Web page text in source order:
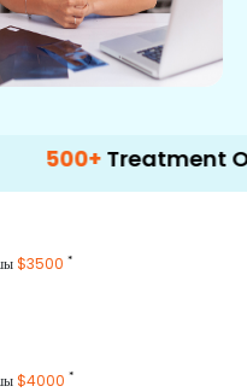
Treatment Options
$3500 *
$4000 *